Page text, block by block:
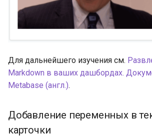
Для дальнейшего изучения см.
Markdown в ваших дашбордах.
Metabase (англ.).
Добавление переменных в
карточки